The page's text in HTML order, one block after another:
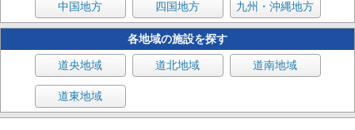
中国地方 四国地方 九州・沖縄地方
各地域の施設を探す
道央地域 道北地域 道南地域
道東地域